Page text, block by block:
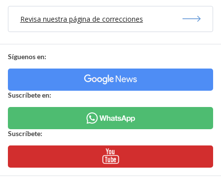
Revisa nuestra página de correcciones
Síguenos en:
Suscríbete en:
Suscríbete: